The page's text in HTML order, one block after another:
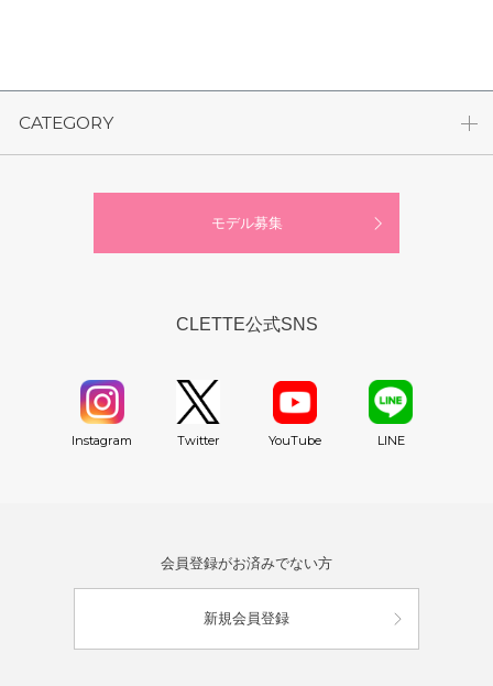
CATEGORY
モデル募集
CLETTE公式SNS
Instagram Twitter YouTube LINE
会員登録がお済みでない方
新規会員登録